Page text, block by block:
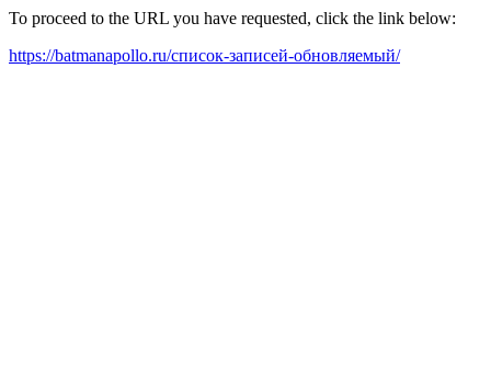
To proceed to the URL you have requested, click the link below:
https://batmanapollo.ru/список-записей-обновляемый/